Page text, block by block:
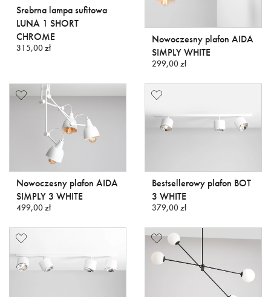
Srebrna lampa sufitowa
LUNA 1 SHORT
CHROME
315,00 zł
Nowoczesny plafon AIDA
SIMPLY WHITE
299,00 zł
Nowoczesny plafon AIDA
SIMPLY 3 WHITE
499,00 zł
Bestsellerowy plafon BOT
3 WHITE
379,00 zł